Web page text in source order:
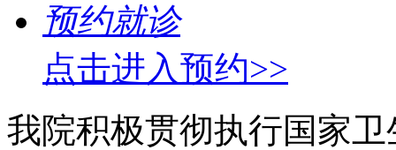
预约就诊
点击进入预约>>
我院积极贯彻执行国家